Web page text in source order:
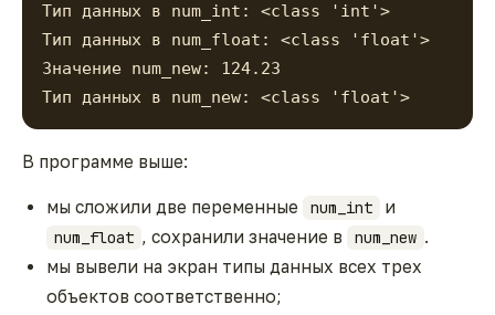
Тип данных в num_int: <class 'int'>
Тип данных в num_float: <class 'float'>
Значение num_new: 124.23
Тип данных в num_new: <class 'float'>
В программе выше:
мы сложили две переменные num_int
и
num_float , сохранили значение в num_new .
мы вывели на экран типы данных всех трех
объектов соответственно;